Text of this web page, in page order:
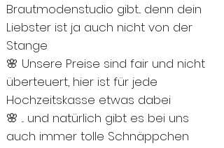
Brautmodenstudio gibt... denn dein
Liebster ist ja auch nicht von der
Stange
🌸 Unsere Preise sind fair und nicht
überteuert, hier ist für jede
Hochzeitskasse etwas dabei
🌸 ... und natürlich gibt es bei uns
auch immer tolle Schnäppchen